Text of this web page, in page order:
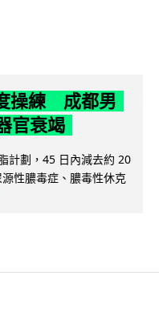
操練 成都男
官衰竭
計劃，45 日內減去約 20
性膿毒症、膿毒性休克